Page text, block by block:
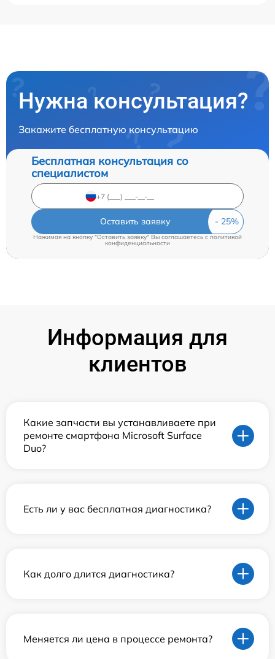
Нужна консультация?
Закажите бесплатную консультацию
Бесплатная консультация со
специалистом
Оставить заявку
Нажимая на кнопку "Оставить заявку" Вы соглашаетесь c политикой
конфиденциальности
Информация для
клиентов
Какие запчасти вы устанавливаете при
ремонте смартфона Microsoft Surface
Duo?
Есть ли у вас бесплатная диагностика?
Как долго длится диагностика?
Меняется ли цена в процессе ремонта?